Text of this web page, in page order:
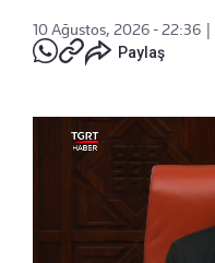
10 Ağustos, 2026 - 22:36
Paylaş